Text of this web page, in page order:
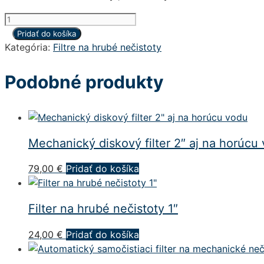
množstvo
Filter
na
nečistoty
1/2"
Pridať do košíka
Kategória: Filtre na hrubé nečistoty
Podobné produkty
Mechanický diskový filter 2″ aj na horúcu
79,00 € Pridať do košíka
Filter na hrubé nečistoty 1″
24,00 € Pridať do košíka